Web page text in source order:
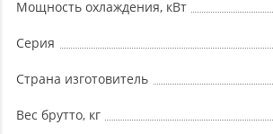
Мощность охлаждения, кВт
Серия
Страна изготовитель
Вес брутто, кг